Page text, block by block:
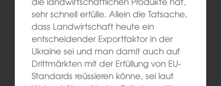
sehr schnell erfülle. Allein die Tatsache,
dass Landwirtschaft heute ein
entscheidender Exportfaktor in der
Ukraine sei und man damit auch auf
Drittmärkten mit der Erfüllung von EU-
Standards reüssieren könne, sei laut